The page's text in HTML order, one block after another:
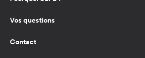
Vos questions
Contact